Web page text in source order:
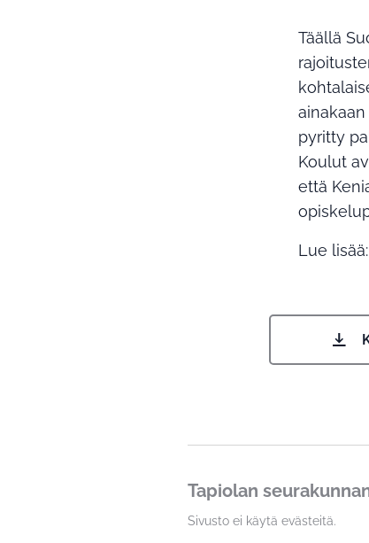
Täällä
pyritty
Koulut
että
Lue lisää:
Tapiolan
Sivusto ei käytä evästeitä.